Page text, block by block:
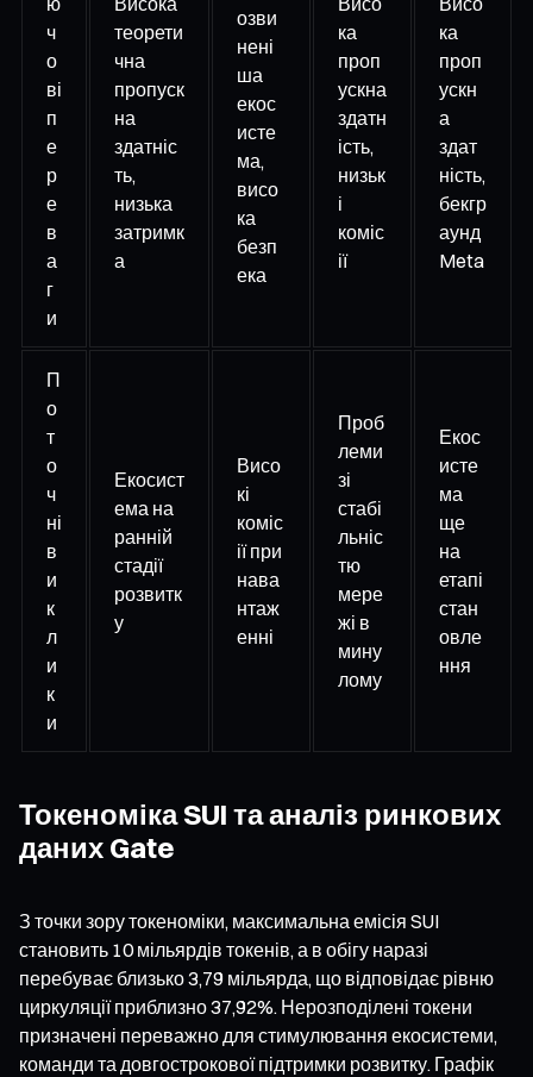
ч
о
ві
п
е
р
е
в
а
г
и
теорети
чна
пропуск
на
здатніс
ть,
низька
затримк
а
озви
нені
ша
екос
исте
ма,
висо
ка
безп
ека
ка
проп
ускна
здатн
ість,
низьк
і
коміс
ії
ка
проп
ускн
а
здат
ність,
бекгр
аунд
Meta
П
о
т
о
ч
ні
в
и
к
л
и
к
и
Екосист
ема на
ранній
стадії
розвитк
у
Висо
кі
коміс
ії при
нава
нтаж
енні
Проб
леми
зі
стабі
льніс
тю
мере
жі в
мину
лому
Екос
исте
ма
ще
на
етапі
стан
овле
ння
Токеноміка SUI та аналіз ринкових
даних Gate
З точки зору токеноміки, максимальна емісія SUI
становить 10 мільярдів токенів, а в обігу наразі
перебуває близько 3,79 мільярда, що відповідає рівню
циркуляції приблизно 37,92%. Нерозподілені токени
призначені переважно для стимулювання екосистеми,
команди та довгострокової підтримки розвитку. Графік